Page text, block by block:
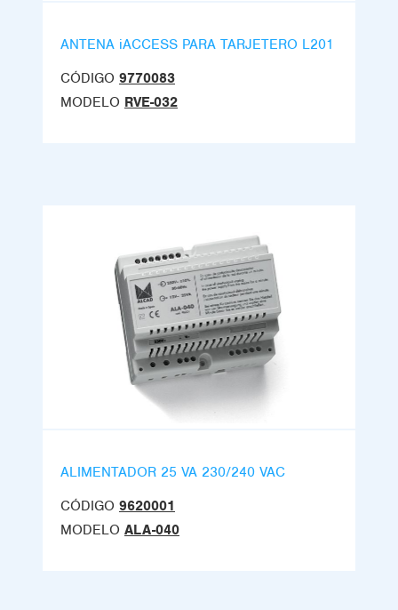
ANTENA iACCESS PARA TARJETERO L201
CÓDIGO 9770083
MODELO RVE-032
ALIMENTADOR 25 VA 230/240 VAC
CÓDIGO 9620001
MODELO ALA-040